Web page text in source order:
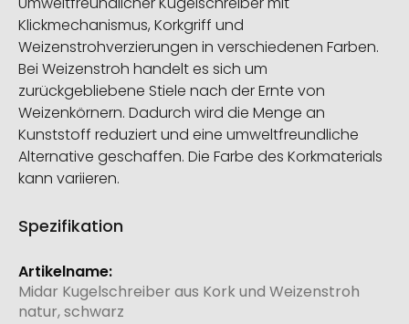
Klickmechanismus, Korkgriff und
Weizenstrohverzierungen in verschiedenen Farben.
Bei Weizenstroh handelt es sich um
zurückgebliebene Stiele nach der Ernte von
Weizenkörnern. Dadurch wird die Menge an
Kunststoff reduziert und eine umweltfreundliche
Alternative geschaffen. Die Farbe des Korkmaterials
kann variieren.
Spezifikation
Weitere
Informationen
Midar Kugelschreiber aus Kork und Weizenstroh
natur, schwarz